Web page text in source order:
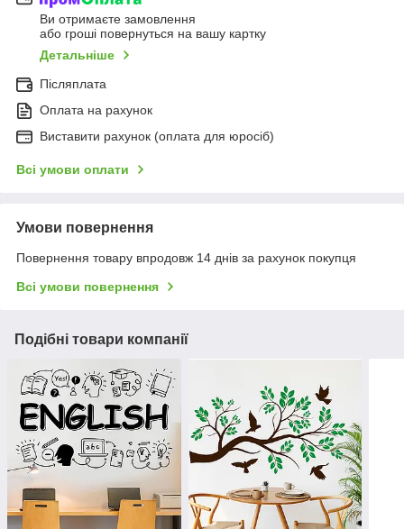
Ви отримаєте замовлення
або гроші повернуться на вашу картку
Детальніше
Післяплата
Оплата на рахунок
Виставити рахунок (оплата для юросіб)
Всі умови оплати
Умови повернення
Повернення товару впродовж 14 днів за рахунок покупця
Всі умови повернення
Подібні товари компанії